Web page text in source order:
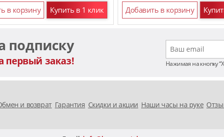
в корзину Купить в 1 клик Добавить в корзину
подписку
первый заказ! Нажимая на кнопку
и возврат Гарантия Скидки и акции Наши часы на руке